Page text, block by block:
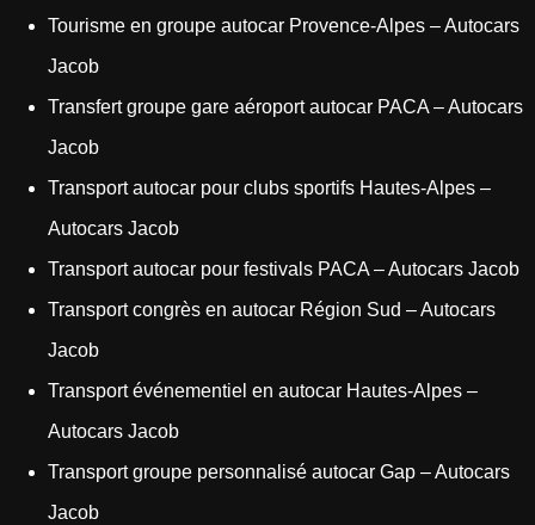
Tourisme en groupe autocar Provence-Alpes – Autocars
Jacob
Transfert groupe gare aéroport autocar PACA – Autocars
Jacob
Transport autocar pour clubs sportifs Hautes-Alpes –
Autocars Jacob
Transport autocar pour festivals PACA – Autocars Jacob
Transport congrès en autocar Région Sud – Autocars
Jacob
Transport événementiel en autocar Hautes-Alpes –
Autocars Jacob
Transport groupe personnalisé autocar Gap – Autocars
Jacob